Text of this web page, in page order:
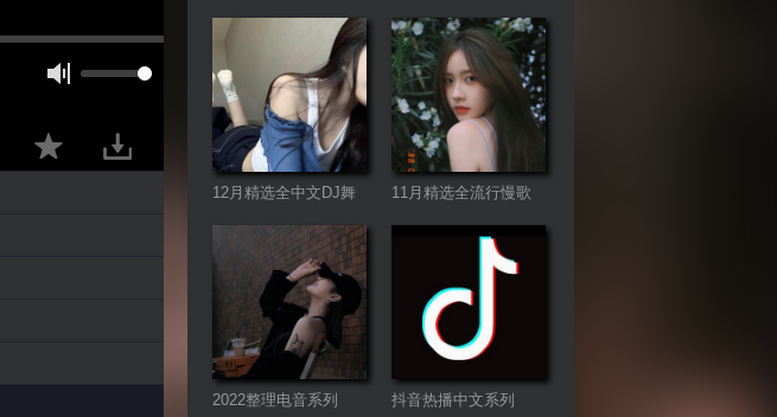
12月精选全中文DJ舞
曲系列
11月精选全流行慢歌
连版
2022整理电音系列 抖音热播中文系列